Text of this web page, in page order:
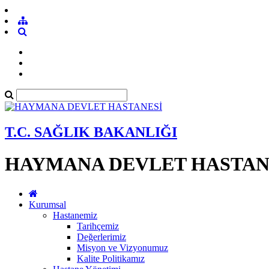
T.C. SAĞLIK BAKANLIĞI
HAYMANA DEVLET
Kurumsal
Hastanemiz
Tarihçemiz
Değerlerimiz
Misyon ve Vizyonumuz
Kalite Politikamız